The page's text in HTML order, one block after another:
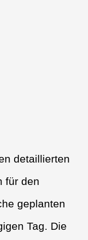
detaillierten
für den
geplanten
Tag. Die